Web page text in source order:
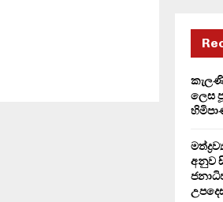
f
r
:
ලෙස
අනුව